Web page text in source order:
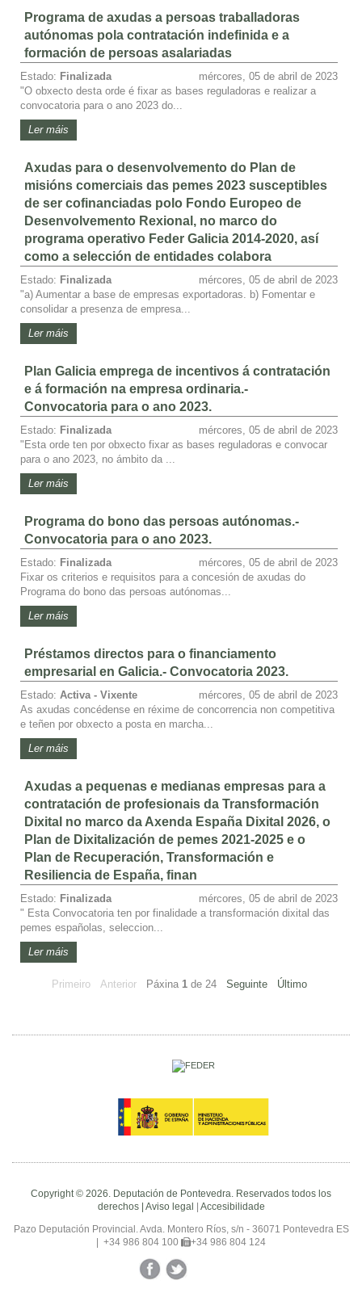
Programa de axudas a persoas traballadoras
autónomas pola contratación indefinida e a
formación de persoas asalariadas
Estado: Finalizada
mércores, 05 de abril de 2023
"O obxecto desta orde é fixar as bases reguladoras e realizar a
convocatoria para o ano 2023 do...
Ler máis
Axudas para o desenvolvemento do Plan de
misións comerciais das pemes 2023 susceptibles
de ser cofinanciadas polo Fondo Europeo de
Desenvolvemento Rexional, no marco do
programa operativo Feder Galicia 2014-2020, así
como a selección de entidades colabora
Estado: Finalizada
mércores, 05 de abril de 2023
"a) Aumentar a base de empresas exportadoras. b) Fomentar e
consolidar a presenza de empresa...
Ler máis
Plan Galicia emprega de incentivos á contratación
e á formación na empresa ordinaria.-
Convocatoria para o ano 2023.
Estado: Finalizada
mércores, 05 de abril de 2023
"Esta orde ten por obxecto fixar as bases reguladoras e convocar
para o ano 2023, no ámbito da ...
Ler máis
Programa do bono das persoas autónomas.-
Convocatoria para o ano 2023.
Estado: Finalizada
mércores, 05 de abril de 2023
Fixar os criterios e requisitos para a concesión de axudas do
Programa do bono das persoas autónomas...
Ler máis
Préstamos directos para o financiamento
empresarial en Galicia.- Convocatoria 2023.
Estado: Activa - Vixente
mércores, 05 de abril de 2023
As axudas concédense en réxime de concorrencia non competitiva
e teñen por obxecto a posta en marcha...
Ler máis
Axudas a pequenas e medianas empresas para a
contratación de profesionais da Transformación
Dixital no marco da Axenda España Dixital 2026, o
Plan de Dixitalización de pemes 2021-2025 e o
Plan de Recuperación, Transformación e
Resiliencia de España, finan
Estado: Finalizada
mércores, 05 de abril de 2023
" Esta Convocatoria ten por finalidade a transformación dixital das
pemes españolas, seleccion...
Ler máis
Primeiro Anterior Páxina 1de 24 Seguinte Último
Copyright © 2026. Deputación de Pontevedra. Reservados todos los
derechos | Aviso legal Accesibilidade
Pazo Deputación Provincial. Avda. Montero Ríos, s/n - 36071 Pontevedra ES
+34 986 804 100
+34 986 804 124
Facebook